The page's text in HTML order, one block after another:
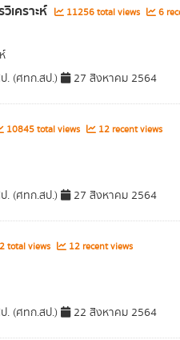
เคราะห์ 11256 total views 6
. (ศทก.สป.)
27 สิงหาคม 2564
10845 total views 12 recent views
. (ศทก.สป.)
27 สิงหาคม 2564
total views 12 recent views
. (ศทก.สป.)
22 สิงหาคม 2564